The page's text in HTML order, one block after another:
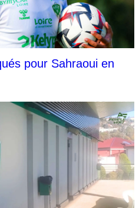
pour Sahraoui en